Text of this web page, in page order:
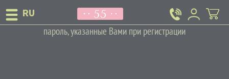
Теперь Вы можете войти на сайт, используя e-mail и
пароль, указанные Вами при регистрации